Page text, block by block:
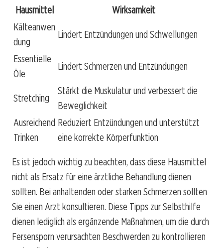
Hausmittel
Wirksamkeit
Kälteanwen
dung
Lindert Entzündungen und Schwellungen
Essentielle
Öle
Lindert Schmerzen und Entzündungen
Stretching
Stärkt die Muskulatur und verbessert die
Beweglichkeit
Ausreichend
Trinken
Reduziert Entzündungen und unterstützt
eine korrekte Körperfunktion
Es ist jedoch wichtig zu beachten, dass diese Hausmittel
nicht als Ersatz für eine ärztliche Behandlung dienen
sollten. Bei anhaltenden oder starken Schmerzen sollten
Sie einen Arzt konsultieren. Diese Tipps zur Selbsthilfe
dienen lediglich als ergänzende Maßnahmen, um die durch
Fersensporn verursachten Beschwerden zu kontrollieren